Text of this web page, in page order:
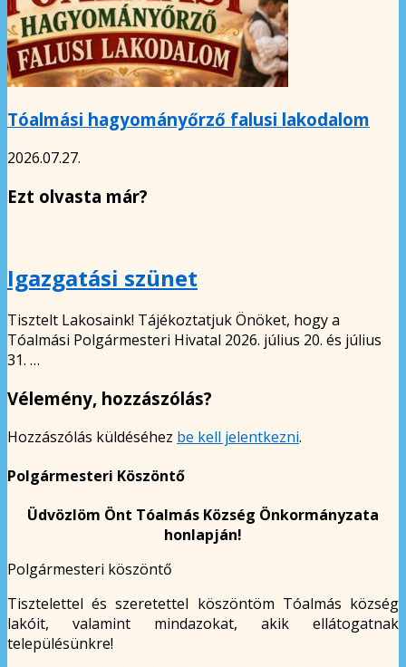
Tóalmási hagyományőrző falusi lakodalom
2026.07.27.
Ezt olvasta már?
Igazgatási szünet
Tisztelt Lakosaink! Tájékoztatjuk Önöket, hogy a
Tóalmási Polgármesteri Hivatal 2026. július 20. és július
31. …
Vélemény, hozzászólás?
Hozzászólás küldéséhez be kell jelentkezni.
Polgármesteri Köszöntő
Üdvözlöm Önt Tóalmás Község Önkormányzata
honlapján!
Polgármesteri köszöntő
Tisztelettel és szeretettel köszöntöm Tóalmás község
lakóit, valamint mindazokat, akik ellátogatnak
településünkre!